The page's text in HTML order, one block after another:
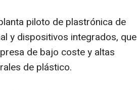
piloto de plastrónica de
y dispositivos integrados, que
de bajo coste y altas
de plástico.